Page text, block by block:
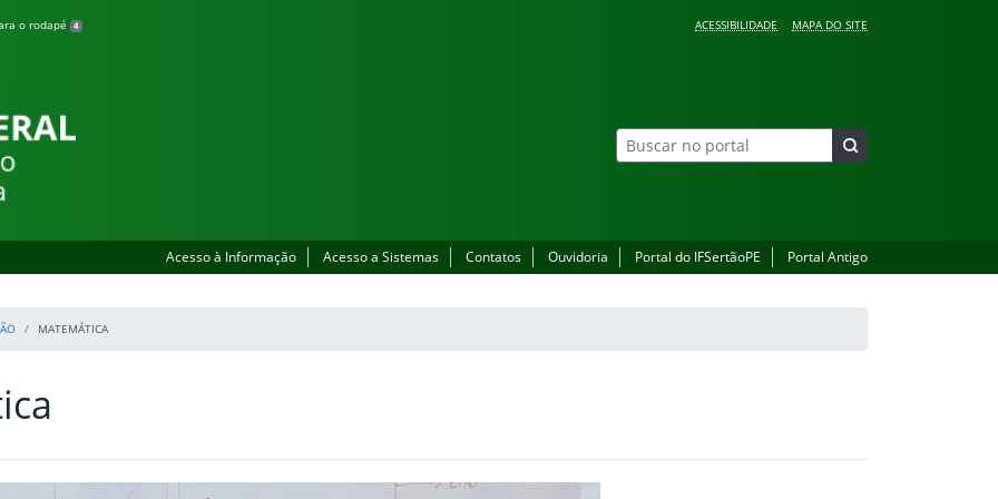
o rodapé 4 ACESSIBILIDADE MAPA DO SITE
Acesso à Informação Acesso a Sistemas Contatos Ouvidoria Portal do IFSertãoPE Portal Antigo
MATEMÁTICA